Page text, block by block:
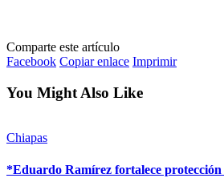
Comparte este artículo
Facebook Copiar enlace Imprimir
You Might Also Like
Chiapas
*Eduardo Ramírez fortalece protección